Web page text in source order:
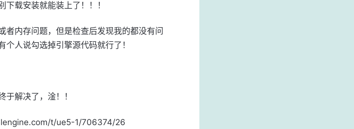
载安装就能装上了！！！
者内存问题，但是检查后发现我的都没有问
人说勾选掉引擎源代码就行了！
于解决了，淦！！
t/ue5-1/706374/26